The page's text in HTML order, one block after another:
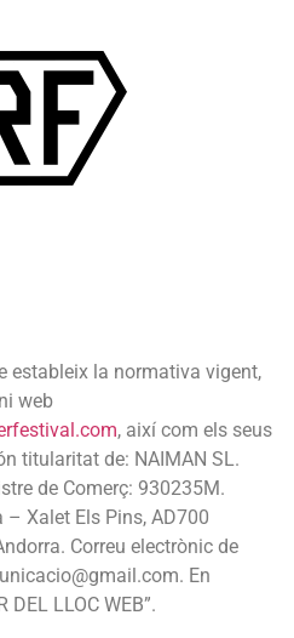
estableix la normativa vigent,
web
, així com els seus
titularitat de: NAIMAN SL.
de Comerç: 930235M.
– Xalet Els Pins, AD700
Correu electrònic de
. En
DEL LLOC WEB”.